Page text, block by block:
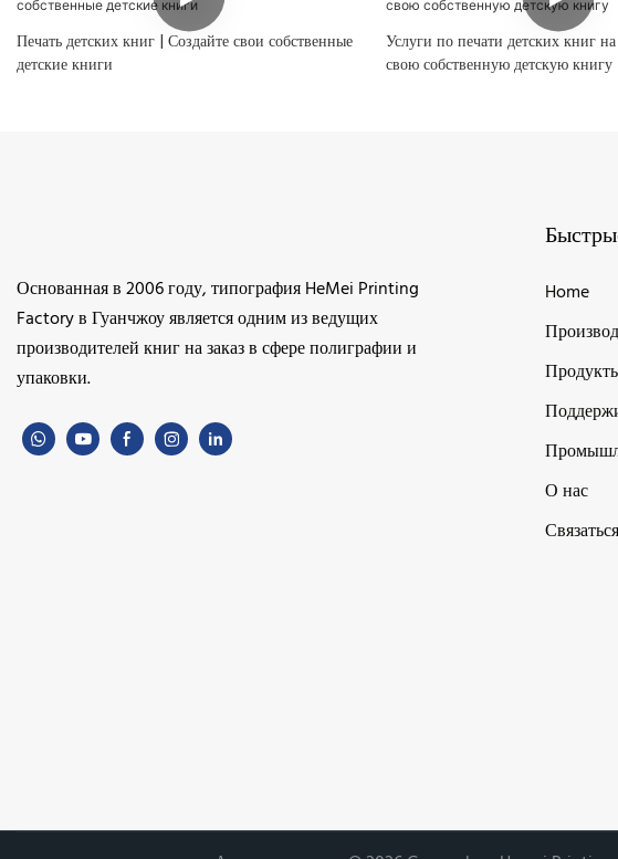
Печать детских книг | Создайте свои собственные
детские книги
Услуги по печати детских книг
свою собственную детскую книгу
Основанная в 2006 году, типография HeMei Printing
Factory в Гуанчжоу является одним из ведущих
производителей книг на заказ в сфере полиграфии и
упаковки.
Home
О нас